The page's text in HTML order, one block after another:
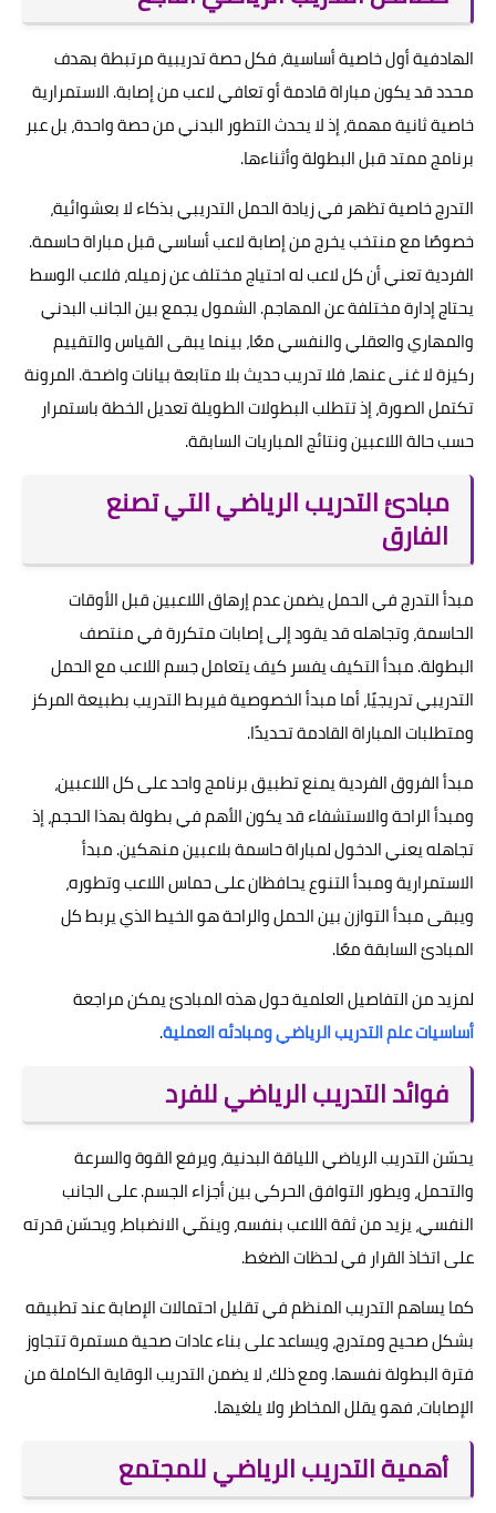
الهادفية أول خاصية أساسية، فكل حصة تدريبية مرتبطة بهدف
محدد قد يكون مباراة قادمة أو تعافي لاعب من إصابة. الاستمرارية
خاصية ثانية مهمة، إذ لا يحدث التطور البدني من حصة واحدة، بل عبر
برنامج ممتد قبل البطولة وأثناءها.
التدرج خاصية تظهر في زيادة الحمل التدريبي بذكاء لا بعشوائية،
خصوصًا مع منتخب يخرج من إصابة لاعب أساسي قبل مباراة حاسمة.
الفردية تعني أن كل لاعب له احتياج مختلف عن زميله، فلاعب الوسط
يحتاج إدارة مختلفة عن المهاجم. الشمول يجمع بين الجانب البدني
والمهاري والعقلي والنفسي معًا، بينما يبقى القياس والتقييم
ركيزة لا غنى عنها، فلا تدريب حديث بلا متابعة بيانات واضحة. المرونة
تكتمل الصورة، إذ تتطلب البطولات الطويلة تعديل الخطة باستمرار
حسب حالة اللاعبين ونتائج المباريات السابقة.
مبادئ التدريب الرياضي التي تصنع
الفارق
مبدأ التدرج في الحمل يضمن عدم إرهاق اللاعبين قبل الأوقات
الحاسمة، وتجاهله قد يقود إلى إصابات متكررة في منتصف
البطولة. مبدأ التكيف يفسر كيف يتعامل جسم اللاعب مع الحمل
التدريبي تدريجيًا، أما مبدأ الخصوصية فيربط التدريب بطبيعة المركز
ومتطلبات المباراة القادمة تحديدًا.
مبدأ الفروق الفردية يمنع تطبيق برنامج واحد على كل اللاعبين،
ومبدأ الراحة والاستشفاء قد يكون الأهم في بطولة بهذا الحجم، إذ
تجاهله يعني الدخول لمباراة حاسمة بلاعبين منهكين. مبدأ
الاستمرارية ومبدأ التنوع يحافظان على حماس اللاعب وتطوره،
ويبقى مبدأ التوازن بين الحمل والراحة هو الخيط الذي يربط كل
المبادئ السابقة معًا.
لمزيد من التفاصيل العلمية حول هذه المبادئ يمكن مراجعة
أساسيات علم التدريب الرياضي ومبادئه العملية.
فوائد التدريب الرياضي للفرد
يحسّن التدريب الرياضي اللياقة البدنية، ويرفع القوة والسرعة
والتحمل، ويطور التوافق الحركي بين أجزاء الجسم. على الجانب
النفسي، يزيد من ثقة اللاعب بنفسه، وينمّي الانضباط، ويحسّن قدرته
على اتخاذ القرار في لحظات الضغط.
كما يساهم التدريب المنظم في تقليل احتمالات الإصابة عند تطبيقه
بشكل صحيح ومتدرج، ويساعد على بناء عادات صحية مستمرة تتجاوز
فترة البطولة نفسها. ومع ذلك، لا يضمن التدريب الوقاية الكاملة من
الإصابات، فهو يقلل المخاطر ولا يلغيها.
أهمية التدريب الرياضي للمجتمع